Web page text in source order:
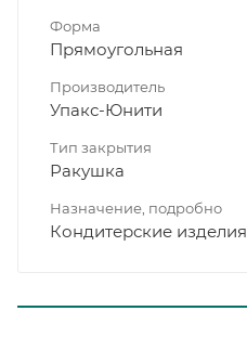
Форма
Прямоугольная
Производитель
Упакс-Юнити
Тип закрытия
Ракушка
Назначение, подробно
Кондитерские изделия